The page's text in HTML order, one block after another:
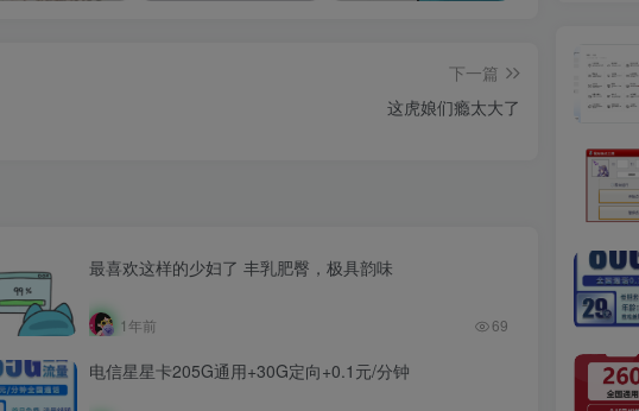
下一篇
这虎娘们瘾太大了
最喜欢这样的少妇了 丰乳肥臀，极具韵味
1年前 69
电信星星卡205G通用+30G定向+0.1元/分钟